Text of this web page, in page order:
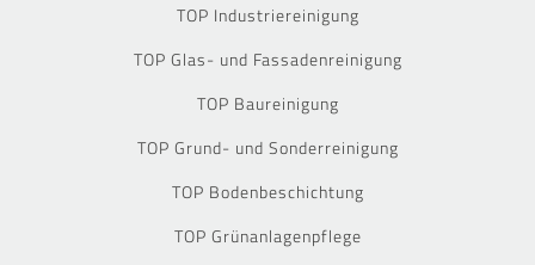
TOP Industriereinigung
TOP Glas- und Fassadenreinigung
TOP Baureinigung
TOP Grund- und Sonderreinigung
TOP Bodenbeschichtung
TOP Grünanlagenpflege